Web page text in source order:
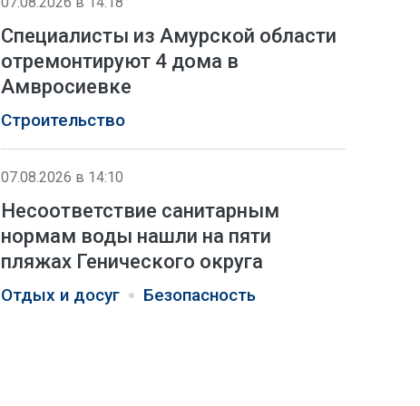
Специалисты из Амурской области
отремонтируют 4 дома в
Амвросиевке
Строительство
07.08.2026 в 14:10
Несоответствие санитарным
нормам воды нашли на пяти
пляжах Генического округа
Отдых и досуг Безопасность